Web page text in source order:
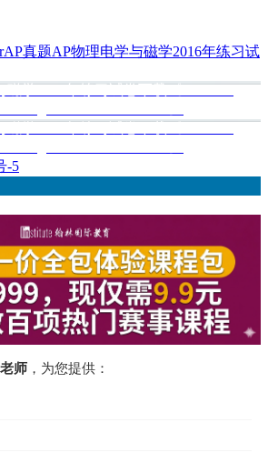
分
AP真题标
AP物理电学与磁学2016年练习试
磁学2015年练习试卷下载《2015 AP
Magnetism Practice Exam》
Magnetism Practice Exam》
-5
师 ，为您提供：